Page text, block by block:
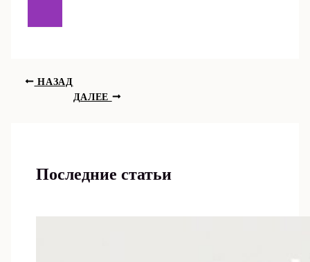
НАЗАД
ДАЛЕЕ
Последние статьи